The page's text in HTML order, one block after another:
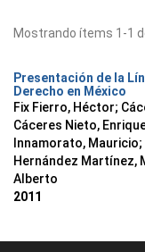
Mostrando ítems 1-1
Presentación de la
Derecho en México
Fix Fierro, Héctor;
Cáceres Nieto,
Innamorato, Mauricio;
Hernández Martínez,
Alberto
2011